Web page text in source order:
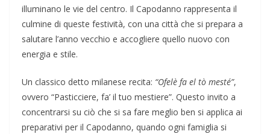
illuminano le vie del centro. Il Capodanno rappresenta il
culmine di queste festività, con una città che si prepara a
salutare l’anno vecchio e accogliere quello nuovo con
energia e stile.
Un classico detto milanese recita: “Ofelè fa el tò mesté”,
ovvero “Pasticciere, fa’ il tuo mestiere”. Questo invito a
concentrarsi su ciò che si sa fare meglio ben si applica ai
preparativi per il Capodanno, quando ogni famiglia si